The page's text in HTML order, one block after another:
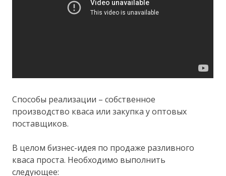
Способы реализации – собственное
производство кваса или закупка у оптовых
поставщиков.
В целом бизнес-идея по продаже разливного
кваса проста. Необходимо выполнить
следующее: